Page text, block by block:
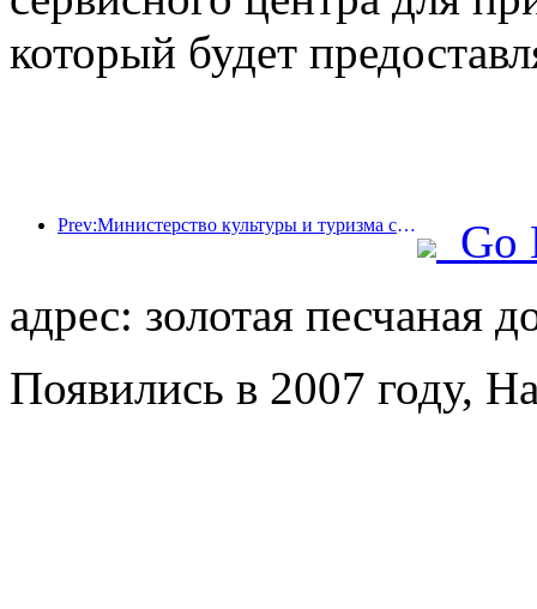
который будет
Prev:Министерство культуры и туризма сообщило, что в 2025 году 16 994 достопримечательности категории А посетили 7,51 миллиарда человек, что принесло доход от туризма в размере 554,49 миллиарда юаней.
Go
адрес: золотая песчаная
Появились в 2007 году,